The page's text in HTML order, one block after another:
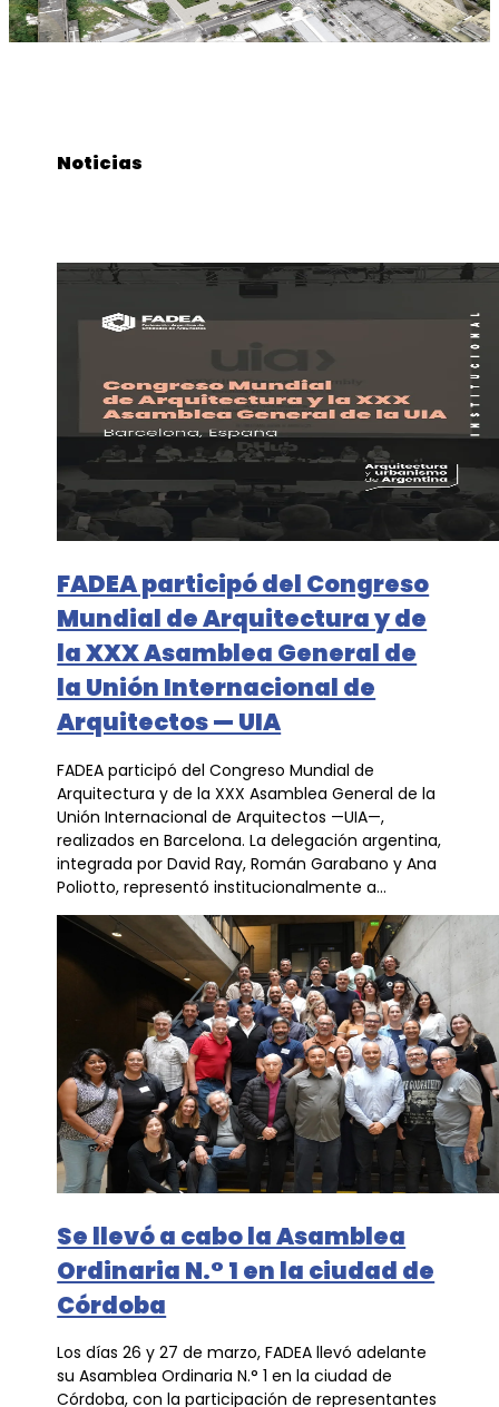
Noticias
FADEA participó del Congreso
Mundial de Arquitectura y de
la XXX Asamblea General de
la Unión Internacional de
Arquitectos — UIA
FADEA participó del Congreso Mundial de
Arquitectura y de la XXX Asamblea General de la
Unión Internacional de Arquitectos —UIA—,
realizados en Barcelona. La delegación argentina,
integrada por David Ray, Román Garabano y Ana
Poliotto, representó institucionalmente a...
Se llevó a cabo la Asamblea
Ordinaria N.° 1 en la ciudad de
Córdoba
Los días 26 y 27 de marzo, FADEA llevó adelante
su Asamblea Ordinaria N.° 1 en la ciudad de
Córdoba, con la participación de representantes